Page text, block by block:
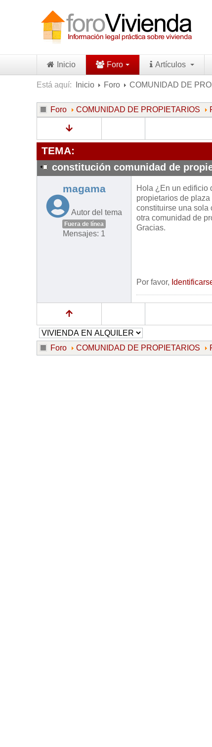
Inicio Foro Artículos
Está aquí: Inicio Foro COMUNIDAD DE
Foro COMUNIDAD DE PROPIETARIOS
TEMA:
constitución comunidad de
magama
Autor del tema
Fuera de línea
Mensajes: 1
Hola ¿En un edificio
propietarios de
constituirse una sola
otra comunidad de
Gracias.
Por favor,
Foro COMUNIDAD DE PROPIETARIOS